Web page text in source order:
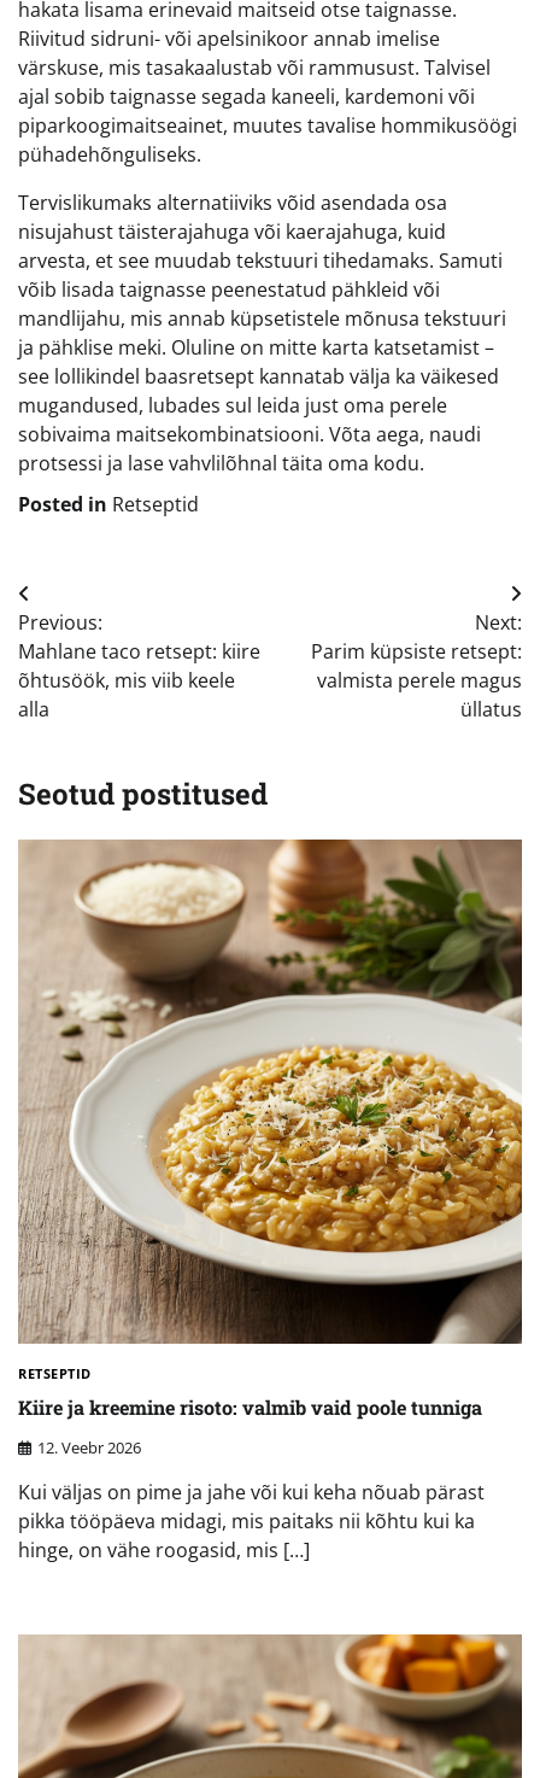
hakata lisama erinevaid maitseid otse taignasse.
Riivitud sidruni- või apelsinikoor annab imelise
värskuse, mis tasakaalustab või rammusust. Talvisel
ajal sobib taignasse segada kaneeli, kardemoni või
piparkoogimaitseainet, muutes tavalise hommikusöögi
pühadehõnguliseks.
Tervislikumaks alternatiiviks võid asendada osa
nisujahust täisterajahuga või kaerajahuga, kuid
arvesta, et see muudab tekstuuri tihedamaks. Samuti
võib lisada taignasse peenestatud pähkleid või
mandlijahu, mis annab küpsetistele mõnusa tekstuuri
ja pähklise meki. Oluline on mitte karta katsetamist –
see lollikindel baasretsept kannatab välja ka väikesed
mugandused, lubades sul leida just oma perele
sobivaima maitsekombinatsiooni. Võta aega, naudi
protsessi ja lase vahvlilõhnal täita oma kodu.
Posted in Retseptid
Navigeerimine
Previous:
Mahlane taco retsept: kiire
õhtusöök, mis viib keele
alla
Next:
Parim küpsiste retsept:
valmista perele magus
üllatus
Seotud postitused
RETSEPTID
Kiire ja kreemine risoto: valmib vaid poole tunniga
12. Veebr 2026
Kui väljas on pime ja jahe või kui keha nõuab pärast
pikka tööpäeva midagi, mis paitaks nii kõhtu kui ka
hinge, on vähe roogasid, mis […]